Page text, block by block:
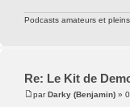
Podcasts amateurs et
Re: Le Kit de
parDarky (Benjamin) »